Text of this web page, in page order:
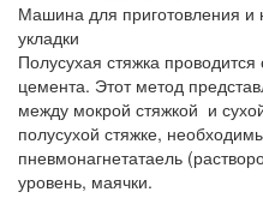
Машина для приготовления и
укладки
Полусухая стяжка
цемента. Этот метод
между мокрой стяжкой и
полусухой стяжке,
пневмонагнетатаель
уровень, маячки.